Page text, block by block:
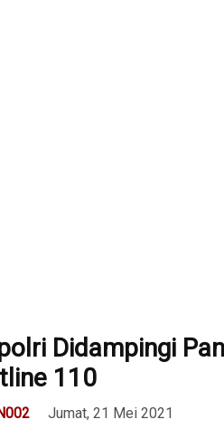
Didampingi
110
Jumat, 21 Mei 2021